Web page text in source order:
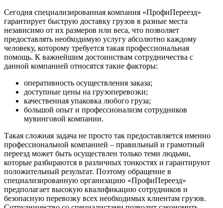
Сегодня специализированная компания «ПрофиПереезд»
гарантирует быструю доставку грузов в разные места
независимо от их размеров или веса, что позволяет
предоставлять необходимую услугу абсолютно каждому
человеку, которому требуется такая профессиональная
помощь. К важнейшим достоинствам сотрудничества с
данной компанией относятся такие факторы:
оперативность осуществления заказа;
доступные цены на грузоперевозки;
качественная упаковка любого груза;
большой опыт и профессионализм сотрудников
мувинговой компании.
Такая сложная задача не просто так предоставляется именно
профессиональной компанией – правильный и грамотный
переезд может быть осуществлен только теми людьми,
которые разбираются в различных тонкостях и гарантируют
положительный результат. Поэтому обращение в
специализированную организацию «ПрофиПереезд»
предполагает высокую квалификацию сотрудников и
безопасную перевозку всех необходимых клиентам грузов.